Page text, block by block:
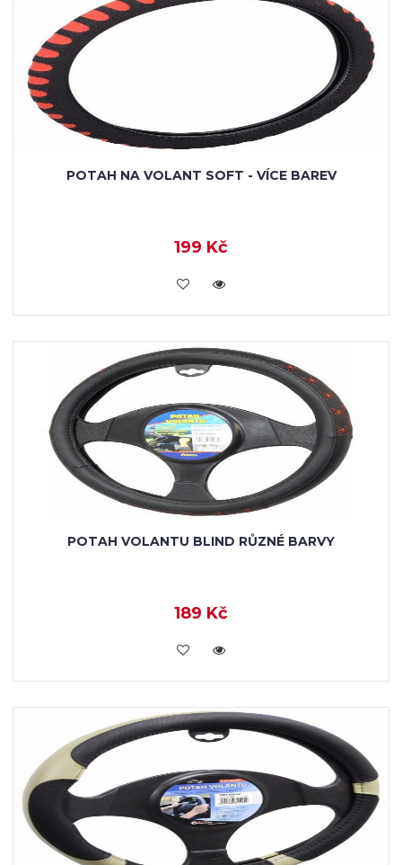
POTAH NA VOLANT SOFT - VÍCE BAREV
199 Kč
VLOŽIT DO KOŠÍKU
POTAH VOLANTU BLIND RŮZNÉ BARVY
189 Kč
VLOŽIT DO KOŠÍKU